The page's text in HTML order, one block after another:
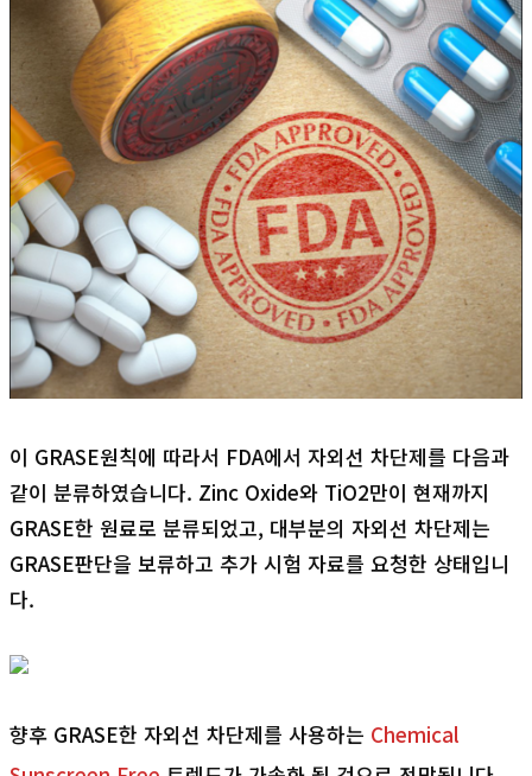
이 GRASE원칙에 따라서 FDA에서 자외선 차단제를 다음과
같이 분류하였습니다. Zinc Oxide와 TiO2만이 현재까지
GRASE한 원료로 분류되었고, 대부분의 자외선 차단제는
GRASE판단을 보류하고 추가 시험 자료를 요청한 상태입니
다.
향후 GRASE한 자외선 차단제를 사용하는 Chemical